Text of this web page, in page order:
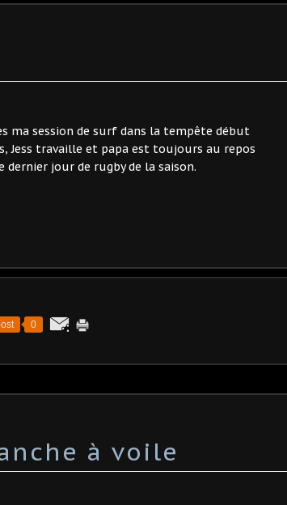
ma session de surf dans la tempête début
Jess travaille et papa est toujours au repos
jour de rugby de la saison.
0
à voile